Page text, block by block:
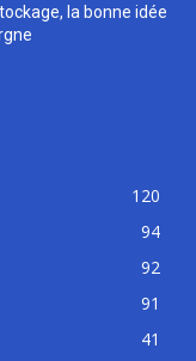
la bonne idée
120
94
92
91
41